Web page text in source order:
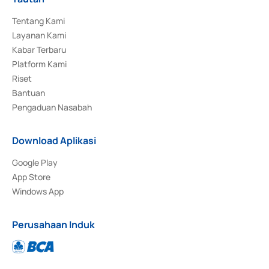
Tentang Kami
Layanan Kami
Kabar Terbaru
Platform Kami
Riset
Bantuan
Pengaduan Nasabah
Download Aplikasi
Google Play
App Store
Windows App
Perusahaan Induk